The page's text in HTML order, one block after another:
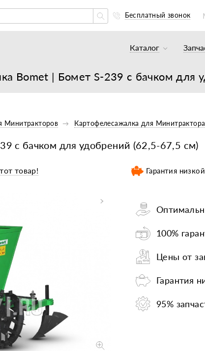
Bomet | Бомет S-239 с бачком для
Бесплатный звонок
Каталог
Грузовики
Мотоблоки
Навесное
Прицепы
Запчасти
Минитракторов Картофелесажалка для Минитрактора
с бачком для удобрений (62,5-67,5 см)
товар! Гарантия
100%
Цены от
Гарантия
95%